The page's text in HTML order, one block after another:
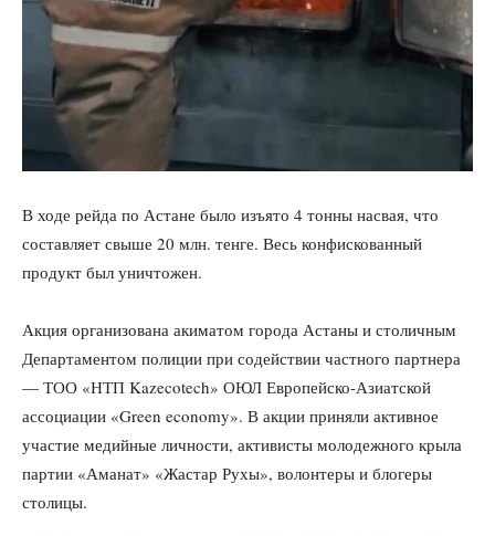
В ходе рейда по Астане было изъято 4 тонны насвая, что
составляет свыше 20 млн. тенге. Весь конфискованный
продукт был уничтожен.
Акция организована акиматом города Астаны и столичным
Департаментом полиции при содействии частного партнера
— ТОО «НТП Kazecotech» ОЮЛ Европейско-Азиатской
ассоциации «Green economy». В акции приняли активное
участие медийные личности, активисты молодежного крыла
партии «Аманат» «Жастар Рухы», волонтеры и блогеры
столицы.